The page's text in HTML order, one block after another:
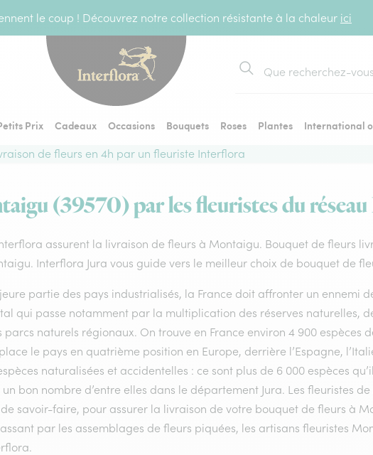
le coup ! Découvrez notre collection résistante à la chaleur ici
Rechercher
Prix Cadeaux Occasions Bouquets Roses Plantes
International
de fleurs en 4h par un fleuriste Interflora
(39570) par les fleuristes du
assurent la livraison de fleurs à Montaigu. Bouquet de fleurs
Interflora Jura vous guide vers le meilleur choix de bouquet de
partie des pays industrialisés, la France doit affronter un ennemi
qui passe notamment par la multiplication des réserves naturelles,
parcs naturels régionaux. On trouve en France environ 4 900 espèces
le pays en quatrième position en Europe, derrière l’Espagne,
naturalisées et accidentelles : ce sont plus de 6 000 espèces
bon nombre d’entre elles dans le département Jura. Les fleuristes
savoir-faire, pour assurer la livraison de votre bouquet de fleurs à
par les assemblages de fleurs piquées, les artisans fleuristes